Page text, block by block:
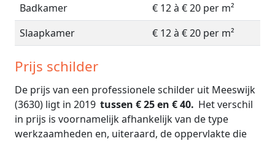
Badkamer
€ 12 à € 20 per m²
Slaapkamer
€ 12 à € 20 per m²
Prijs schilder
De prijs van een professionele schilder uit Meeswijk
(3630) ligt in 2019 tussen € 25 en € 40. Het verschil
in prijs is voornamelijk afhankelijk van de type
werkzaamheden en, uiteraard, de oppervlakte die